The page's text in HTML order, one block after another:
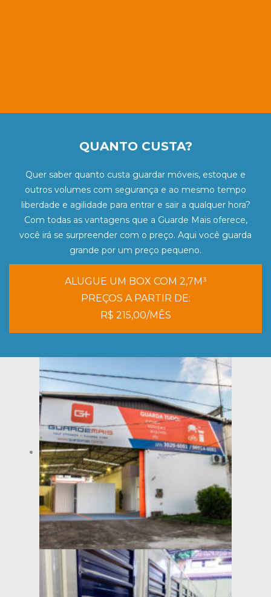
QUANTO CUSTA?
Quer saber quanto custa guardar móveis, estoque e
outros volumes com segurança e ao mesmo tempo
liberdade e agilidade para entrar e sair a qualquer hora?
Com todas as vantagens que a Guarde Mais oferece,
você irá se surpreender com o preço. Aqui você guarda
grande por um preço pequeno.
ALUGUE UM BOX COM 2,7M³
PREÇOS A PARTIR DE:
R$ 215,00/MÊS